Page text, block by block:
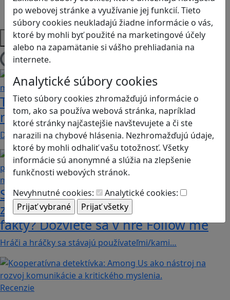
po webovej stránke a využívanie jej funkcií. Tieto
súbory cookies neukladajú žiadne informácie o vás,
ktoré by mohli byť použité na marketingové účely
alebo na zapamätanie si vášho prehliadania na
internete.
Analytické súbory cookies
Tieto súbory cookies zhromažďujú informácie o
tom, ako sa používa webová stránka, napríklad
ktoré stránky najčastejšie navštevujete a či ste
narazili na chybové hlásenia. Nezhromažďujú údaje,
ktoré by mohli odhaliť vašu totožnosť. Všetky
informácie sú anonymné a slúžia na zlepšenie
funkčnosti webových stránok.
Nevyhnutné cookies:
Analytické cookies:
Strategické myslenie
Zdravie a pohyb
Platformy
Načítam blogy
Tick Tock: A Tale for Tw‪o je hra s
netradičnou mechanikou spolupráce
Dvaja hráči simultánne lúštia bizarné logické…
Stanete sa influencerom, keď budete
zdieľať iba pravdivé, nie alternatívne
fakty? Dozviete sa v hre Follow me
Hráči a hráčky sa stávajú používateľmi/kami…
Recenzie